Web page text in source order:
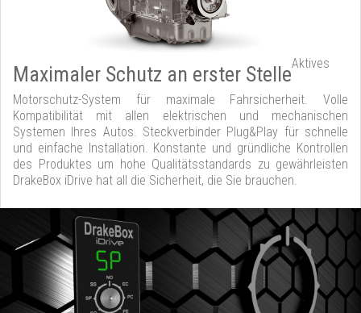
Maximaler Schutz an erster StelleAktives
Motorschutz-System für maximale Fahrsicherheit. Volle
Kompatibilität mit allen elektrischen und mechanischen
Systemen Ihres Autos. Steckverbinder Plug&Play für schnelle
und einfache Installation. Konstante und gründliche Kontrollen
des Produktes um hohe Qualitätsstandards zu gewährleisten
DrakeBox iDrive hat all die Sicherheit, die Sie brauchen.